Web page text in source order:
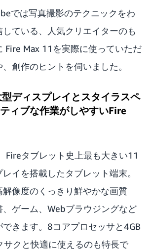
では写真撮影のテクニックをわ
ている、人気クリエイターのも
Fire Max 11を実際に使っていただ
創作のヒントを伺いました。
ディスプレイとスタイラスペ
ィブな作業がしやすいFire
Fireタブレット史上最も大きい11
イを搭載したタブレット端末。
解像度のくっきり鮮やかな画質
、ゲーム、Webブラウジングなど
できます。8コアプロセッサと4GB
サクと快適に使えるのも特長で